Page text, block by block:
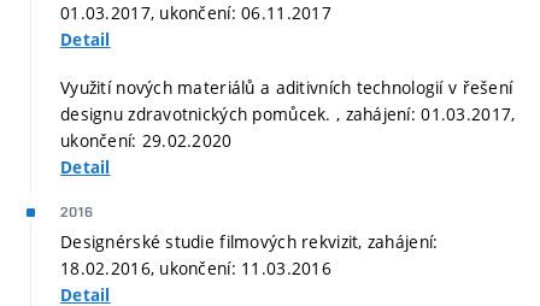
01.03.2017, ukončení: 06.11.2017
Detail
Využití nových materiálů a aditivních technologií v řešení
designu zdravotnických pomůcek. , zahájení: 01.03.2017,
ukončení: 29.02.2020
Detail
2016
Designérské studie filmových rekvizit, zahájení:
18.02.2016, ukončení: 11.03.2016
Detail